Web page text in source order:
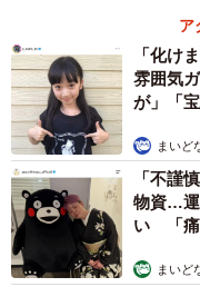
・陶磁器生産量日本一
・刃物の生産量日本一
・和傘生産量日本一（
・食品サンプルの生産
・提灯の生産量日本一
・枡の生産量日本一（
・盃の生産量日本一（
・換気扇の生産量日本
◇ ◇
ア
「化け
雰囲気
が」「
まいど
「不謹
物資…運
い 「痛
まいど